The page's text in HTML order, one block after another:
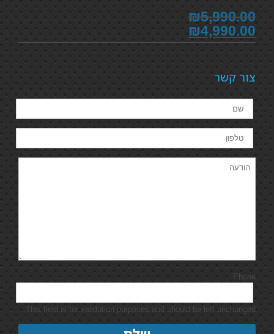
₪5,990.00
₪4,990.00
צור קשר
Phone
This field is for validation purposes and should be left unchanged.